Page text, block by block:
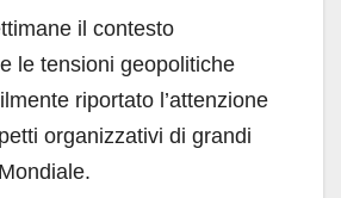
il contesto
le tensioni geopolitiche
riportato l’attenzione
organizzativi di grandi